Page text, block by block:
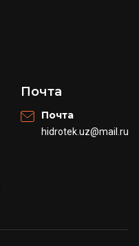
Почта
Почта
hidrotek.uz@mail.ru